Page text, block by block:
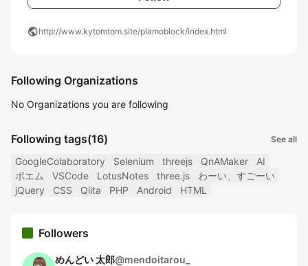
publichttp://www.kytomtom.site/plamoblock/index.html
Following Organizations
No Organizations you are following
Following tags(16) See all
GoogleColaboratory Selenium threejs QnAMaker
AI
ポエム
VSCode LotusNotes three.js
わーい、すごーい
jQuery
CSS Qiita PHP Android HTML
Followers
めんどい 太郎@mendoitarou_